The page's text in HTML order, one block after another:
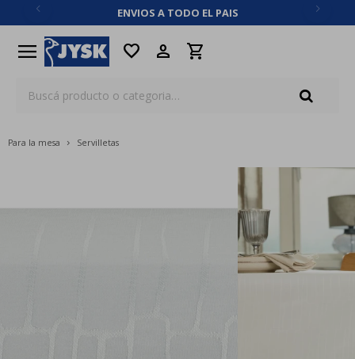
ENVIOS A TODO EL PAIS
menu favorite
Para la mesa Servilletas
close